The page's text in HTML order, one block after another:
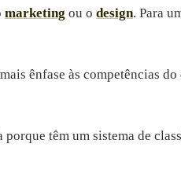
marketing ou o design. Para
ênfase às competências
têm um sistema de